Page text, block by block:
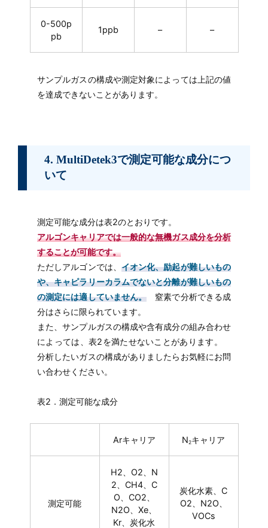
0-500p
pb
1ppb – –
サンプルガスの構成や測定対象によっては上記の値
を達成できないことがあります。
4. MultiDetek3で測定可能な成分につ
いて
測定可能な成分は表2のとおりです。
アルゴンキャリアでは一般的な無機ガス成分を分析
することが可能です。
ただしアルゴンでは、 イオン化、励起が難しいもの
や、キャピラリーカラムでないと分離が難しいもの
の測定には適していません。 窒素で分析できる成
分はさらに限られています。
また、サンプルガスの構成や含有成分の組み合わせ
によっては、表2を満たせないことがあります。
分析したいガスの構成がありましたらお気軽にお問
い合わせください。
表2．測定可能な成分
Arキャリア N2キャリア
測定可能
H2、O2、N
2、CH4、C
O、CO2、
N2O、Xe、
Kr、炭化水
炭化水素、C
O2、N2O、
VOCs